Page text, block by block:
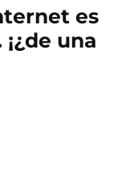
es
una